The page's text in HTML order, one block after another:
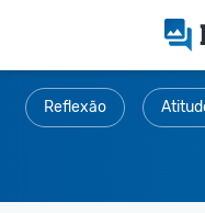
Reflexão